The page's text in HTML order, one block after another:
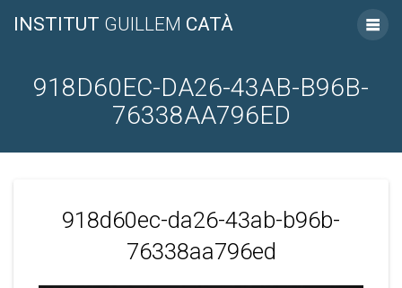
INSTITUT GUILLEM CATÀ
918D60EC-DA26-43AB-B96B-
76338AA796ED
918d60ec-da26-43ab-b96b-
76338aa796ed